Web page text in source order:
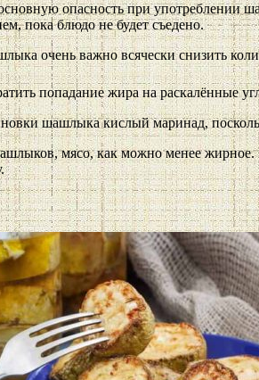
опасность при употреблении
пока блюдо не будет съедено.
очень важно всячески снизить
попадание жира на раскалённые
шашлыка кислый маринад,
мясо, как можно менее